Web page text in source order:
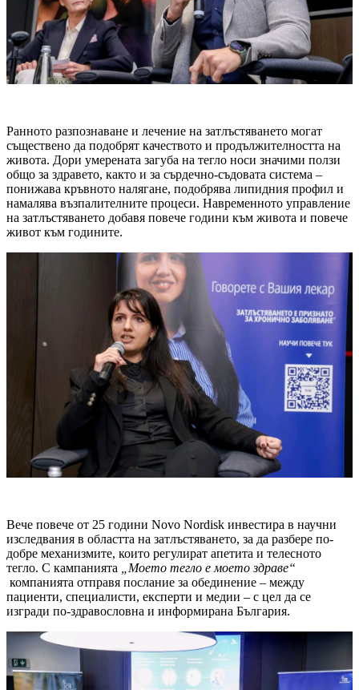
Ранното разпознаване и лечение на затлъстяването могат
съществено да подобрят качеството и продължителността на
живота. Дори умерената загуба на тегло носи значими ползи
общо за здравето, както и за сърдечно-съдовата система –
понижава кръвното налягане, подобрява липидния профил и
намалява възпалителните процеси. Навременното управление
на затлъстяването добавя повече години към живота и повече
живот към годините.
Вече повече от 25 години Novo Nordisk инвестира в научни
изследвания в областта на затлъстяването, за да разбере по-
добре механизмите, които регулират апетита и телесното
тегло. С кампанията
„Моето тегло е моето здраве“
компанията отправя послание за обединение – между
пациенти, специалисти, експерти и медии – с цел да се
изгради по-здравословна и информирана България.